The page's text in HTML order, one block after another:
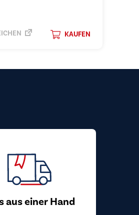
KAUFEN
aus einer Hand